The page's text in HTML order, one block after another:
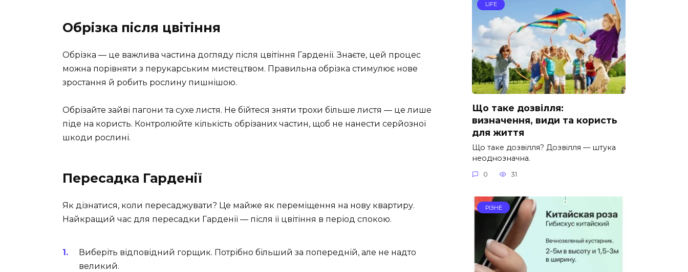
Обрізка після цвітіння
Обрізка — це важлива частина догляду після цвітіння Гарденії. Знаєте, цей процес
можна порівняти з перукарським мистецтвом. Правильна обрізка стимулює нове
зростання й робить рослину пишнішою.
Обрізайте зайві пагони та сухе листя. Не бійтеся зняти трохи більше листя — це лише
піде на користь. Контролюйте кількість обрізаних частин, щоб не нанести серйозної
шкоди рослині.
Пересадка Гарденії
Як дізнатися, коли пересаджувати? Це майже як переміщення на нову квартиру.
Найкращий час для пересадки Гарденії — після її цвітіння в період спокою.
Виберіть відповідний горщик. Потрібно більший за попередній, але не надто
великий.
LIFE
Що таке дозвілля:
визначення, види та користь
для життя
Що таке дозвілля? Дозвілля — штука
неоднозначна.
0 31
РІЗНЕ